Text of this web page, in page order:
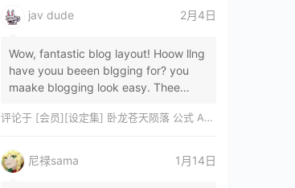
jav dude 2月4日
Wow, fantastic blog layout! Hoow llng
have youu beeen blgging for? you
maake blogging look easy. Thee
magnificent, let…
评论于 [会员][设定集] 卧龙苍天陨落 公式 ARTWORKS[DL]
尼禄sama 1月14日